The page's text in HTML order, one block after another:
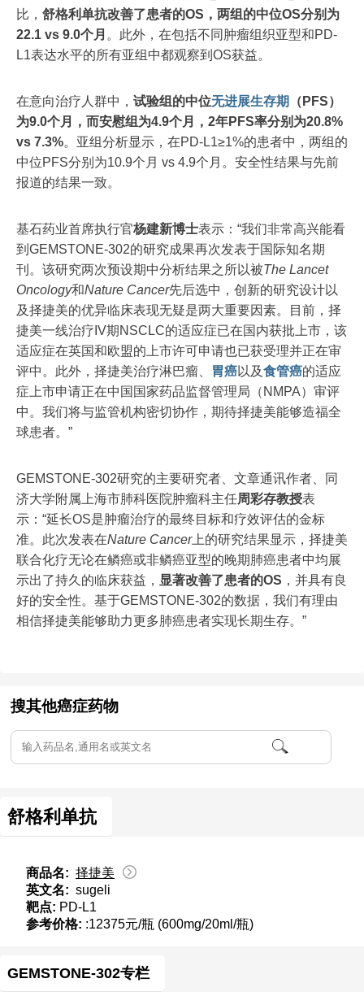
比， 舒格利单抗改善了患者的OS，两组的中位OS分别为
22.1 vs 9.0个月 。此外，在包括不同肿瘤组织亚型和PD-
L1表达水平的所有亚组中都观察到OS获益。
在意向治疗人群中， 试验组的中位无进展生存期
（PFS）
为9.0个月，而安慰组为4.9个月，2年PFS率分别为20.8%
vs 7.3%。亚组分析显示，在PD-L1≥1%的患者中，两组的
中位PFS分别为10.9个月 vs 4.9个月。安全性结果与先前
报道的结果一致。
基石药业首席执行官杨建新博士表示：“我们非常高兴能看
到GEMSTONE-302的研究成果再次发表于国际知名期
刊。该研究两次预设期中分析结果之所以被The Lancet
Oncology和Nature Cancer先后选中，创新的研究设计以
及择捷美的优异临床表现无疑是两大重要因素。目前，择
捷美一线治疗IV期NSCLC的适应症已在国内获批上市，该
适应症在英国和欧盟的上市许可申请也已获受理并正在审
评中。此外，择捷美治疗淋巴瘤、
胃癌以及食管癌的适应
症上市申请正在中国国家药品监督管理局（NMPA）审评
中。我们将与监管机构密切协作，期待择捷美能够造福全
球患者。”
GEMSTONE-302研究的主要研究者、文章通讯作者、同
济大学附属上海市肺科医院肿瘤科主任周彩存教授表
示：“延长OS是肿瘤治疗的最终目标和疗效评估的金标
准。此次发表在Nature Cancer上的研究结果显示，择捷美
联合化疗无论在鳞癌或非鳞癌亚型的晚期肺癌患者中均展
示出了持久的临床获益， 显著改善了患者的OS ，并具有良
好的安全性。基于GEMSTONE-302的数据，我们有理由
相信择捷美能够助力更多肺癌患者实现长期生存。”
搜其他癌症药物
舒格利单抗
商品名: 择捷美
英文名: sugeli
靶点: PD-L1
参考价格: :12375元/瓶 (600mg/20ml/瓶)
GEMSTONE-302专栏